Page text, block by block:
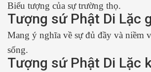
Biểu tượng của sự trường thọ.
Tượng sứ Phật Di Lặc
Mang ý nghĩa về sự đủ đầy và niềm
sống.
Tượng sứ Phật Di Lặc